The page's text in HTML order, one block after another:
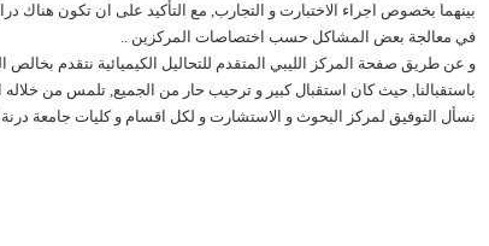
بينهما بخصوص اجراء الاختبارت و التجارب, مع التأكيد على ان تكون هناك
في معالجة بعض المشاكل حسب اختصاصات المركزين ..
و عن طريق صفحة المركز الليبي المتقدم للتحاليل الكيميائية نتقدم بخالص
باستقبالنا, حيث كان استقبال كبير و ترحيب حار من الجميع, تلمس من خلاله
نسأل التوفيق لمركز البحوث و الاستشارت و لكل اقسام و كليات جامعة درنة